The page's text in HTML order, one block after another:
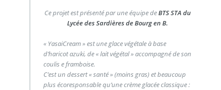
Ce projet est présenté par une équipe deBTS STA du
Lycée des Sardières de Bourg en B.
« YasaiCream » est une glace végétale à base
d’haricot azuki, de « lait végétal » accompagné de son
coulis e framboise.
C’est un dessert « santé » (moins gras) et beaucoup
plus écoresponsable qu’une crème glacée classique :